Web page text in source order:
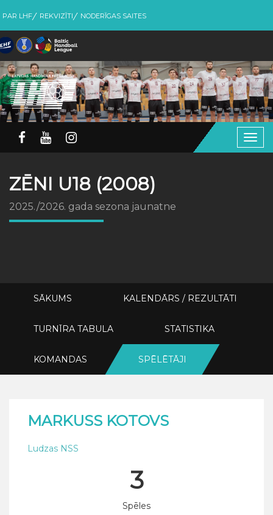
PAR LHF REKVIZĪTI NODERĪGAS SAITES
ZĒNI U18 (2008)
2025./2026. gada sezona jaunatne
SĀKUMS KALENDĀRS / REZULTĀTI
TURNĪRA TABULA STATISTIKA
KOMANDAS SPĒLĒTĀJI
MARKUSS KOTOVS
Ludzas NSS
3
Spēles